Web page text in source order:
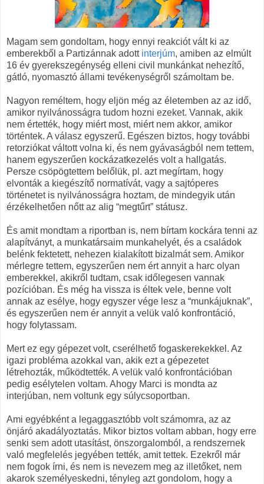
Magam sem gondoltam, hogy ennyi reakciót vált ki az
emberekből a Partizánnak adott interjúm, amiben az elmúlt
16 év gyerekszegénység elleni civil munkánkat nehezítő,
gátló, nyomasztó állami tevékenységről számoltam be.
Nagyon reméltem, hogy eljön még az életemben az az idő,
amikor nyilvánosságra tudom hozni ezeket. Vannak, akik
nem értették, hogy miért most, miért nem akkor, amikor
történtek. A válasz egyszerű. Egészen biztos, hogy további
retorziókat váltott volna ki, és nem gyávaságból nem tettem,
hanem egyszerűen kockázatkezelés volt a hallgatás.
Persze csöpögtettem belőlük, pl. azt megírtam, hogy
elvonták a kiegészítő normatívát, vagy a sajtóperes
történetet is nyilvánosságra hoztam, de mindegyik után
érzékelhetően nőtt az alig “megtűrt” státusz.
És amit mondtam a riportban is, nem bírtam kockára tenni az
alapítványt, a munkatársaim munkahelyét, és a családok
belénk fektetett, nehezen kialakított bizalmát sem. Amikor
mérlegre tettem, egyszerűen nem ért annyit a harc olyan
emberekkel, akikről tudtam, csak időlegesen vannak
pozícióban. És még ha vissza is éltek vele, benne volt
annak az esélye, hogy egyszer vége lesz a “munkájuknak”,
és egyszerűen nem ér annyit a velük való konfrontáció,
hogy folytassam.
Mert ez egy gépezet volt, cserélhető fogaskerekekkel. Az
igazi probléma azokkal van, akik ezt a gépezetet
létrehozták, működtették. A velük való konfrontációban
pedig esélytelen voltam. Ahogy Marci is mondta az
interjúban, nem voltunk egy súlycsoportban.
Ami egyébként a legaggasztóbb volt számomra, az az
önjáró akadályoztatás. Mikor biztos voltam abban, hogy erre
senki sem adott utasítást, önszorgalomból, a rendszernek
való megfelelés jegyében tették, amit tettek. Ezekről már
nem fogok írni, és nem is nevezem meg az illetőket, nem
akarok személyeskedni, tényleg azt gondolom, hogy a